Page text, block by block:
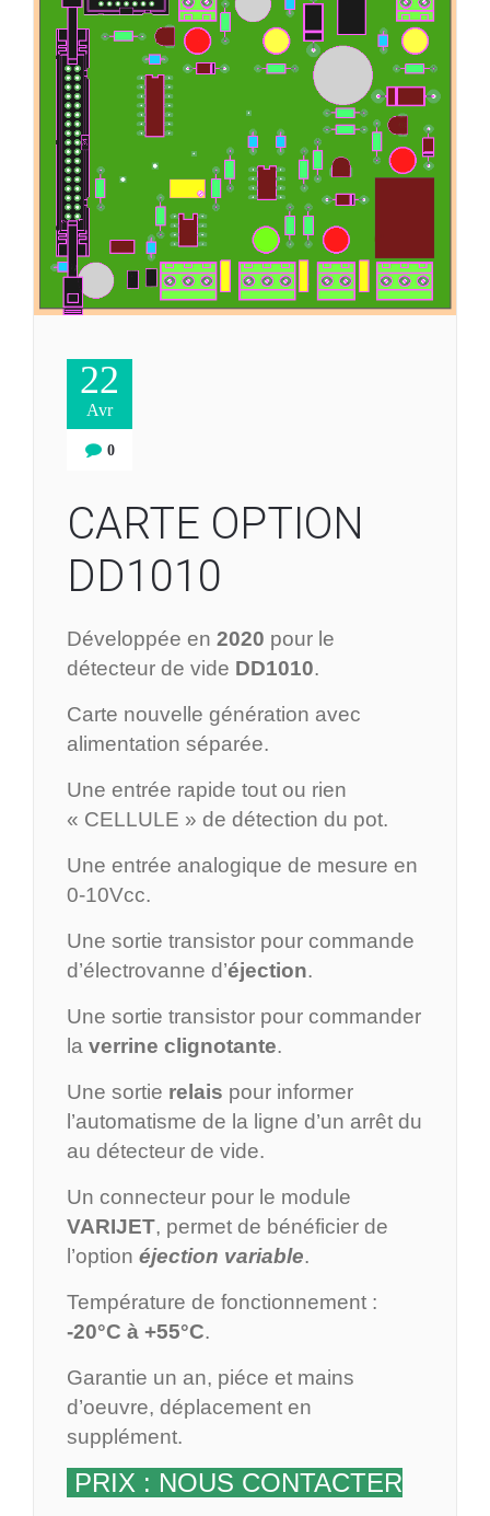
22
Avr
0
CARTE OPTION
DD1010
Développée en 2020 pour le
détecteur de vide DD1010.
Carte nouvelle génération avec
alimentation séparée.
Une entrée rapide tout ou rien
« CELLULE » de détection du pot.
Une entrée analogique de mesure en
0-10Vcc.
Une sortie transistor pour commande
d’électrovanne d’éjection.
Une sortie transistor pour commander
la verrine clignotante.
Une sortie relais pour informer
l’automatisme de la ligne d’un arrêt du
au détecteur de vide.
Un connecteur pour le module
VARIJET, permet de bénéficier de
l’option éjection variable.
Température de fonctionnement :
-20°C à +55°C.
Garantie un an, piéce et mains
d’oeuvre, déplacement en
supplément.
PRIX : NOUS CONTACTER